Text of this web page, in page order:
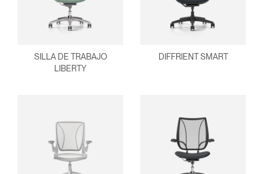
Seleccione su ubicación
REGISTRO
¿Ha olvidado su
contraseña?
Select
Region
REGISTRO
ENTRAR
SILLA DE TRABAJO
LIBERTY
DIFFRIENT SMART